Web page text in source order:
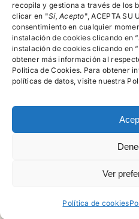
recopila y gestiona a través de los
clicar en "Sí, Acepto", ACEPTA SU
consentimiento en cualquier
instalación de cookies clicando en “
instalación de cookies clicando en “
obtener más información al
Política de Cookies. Para obtener
políticas de datos, visite nuestra
Ver
Política de cookies
615.996.522
C/Rector Lucena, Nº